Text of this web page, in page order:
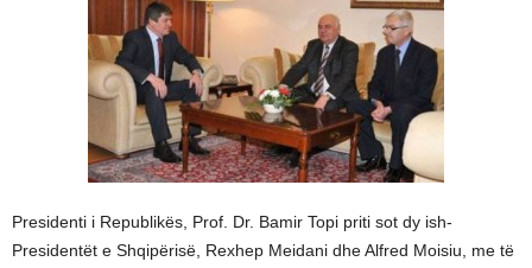
Presidenti i Republikës, Prof. Dr. Bamir Topi priti sot dy ish-
Presidentët e Shqipërisë, Rexhep Meidani dhe Alfred Moisiu, me të